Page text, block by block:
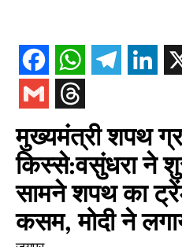
मुख्यमंत्री शपथ
किस्से:वसुंधरा ने
सामने शपथ का
कसम, मोदी ने